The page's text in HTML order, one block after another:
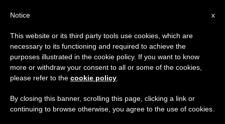
×
Aviso importante
Del 27 de julio al 7 de agosto haremos la pausa
anual, aprovechando que en el periodo de verano
se generan menos informaciones y también el
x
Notice
This website or its third party tools use cookies, which are
necessary to its functioning and required to achieve the
purposes illustrated in the cookie policy. If you want to know
more or withdraw your consent to all or some of the cookies,
please refer to the cookie policy
By closing this banner, scrolling this page, clicking a link or
continuing to browse otherwise, you agree to the use of cookies.